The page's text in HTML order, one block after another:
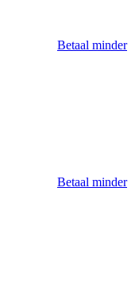
Betaal minder
Betaal minder